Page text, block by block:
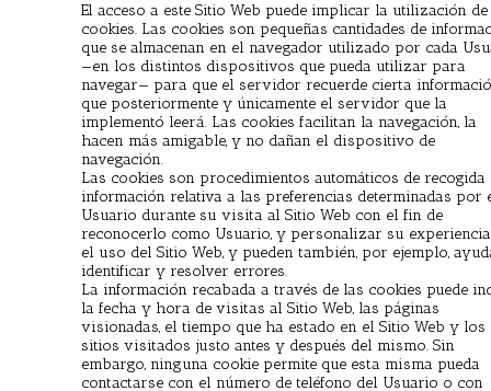
El acceso a este Sitio Web puede implicar la utilización de
cookies. Las cookies son pequeñas cantidades de
que se almacenan en el navegador utilizado por cada
—en los distintos dispositivos que pueda utilizar para
navegar— para que el servidor recuerde cierta
que posteriormente y únicamente el servidor que la
implementó leerá. Las cookies facilitan la navegación, la
hacen más amigable, y no dañan el dispositivo de
navegación.
Las cookies son procedimientos automáticos de recogida
información relativa a las preferencias determinadas por
Usuario durante su visita al Sitio Web con el fin de
reconocerlo como Usuario, y personalizar su
el uso del Sitio Web, y pueden también, por ejemplo,
identificar y resolver errores.
La información recabada a través de las cookies puede
la fecha y hora de visitas al Sitio Web, las páginas
visionadas, el tiempo que ha estado en el Sitio Web y los
sitios visitados justo antes y después del mismo. Sin
embargo, ninguna cookie permite que esta misma pueda
contactarse con el número de teléfono del Usuario o con